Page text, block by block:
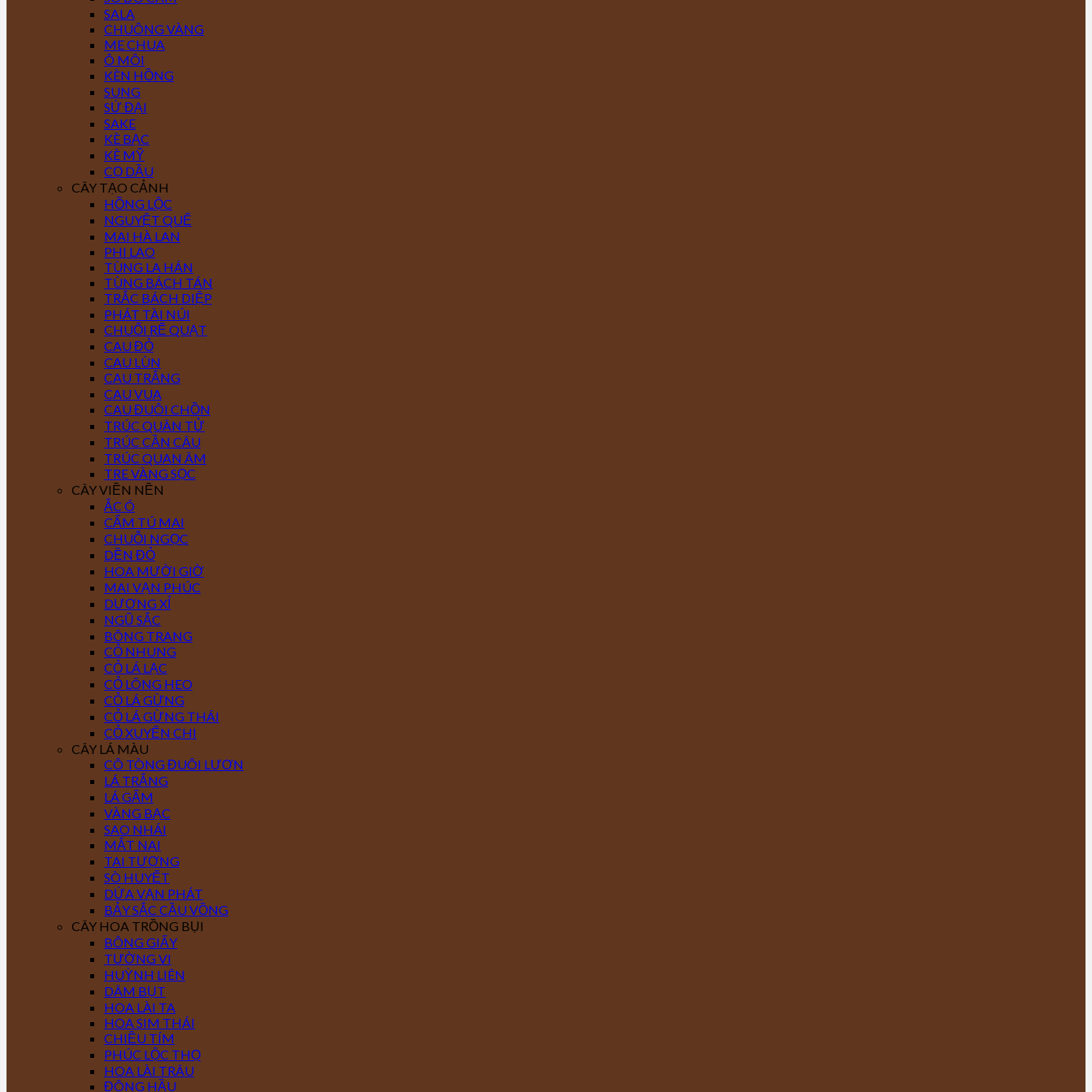
SALA
CHUÔNG VÀNG
ME CHUA
Ô MÔI
KÈN HỒNG
SUNG
SỨ ĐẠI
SAKE
KÈ BẠC
KÈ MỸ
CỌ DẦU
CÂY TẠO CẢNH
HỒNG LỘC
NGUYỆT QUẾ
MAI HÀ LAN
PHI LAO
TÙNG LA HÁN
TÙNG BÁCH TÁN
TRẮC BÁCH DIỆP
PHÁT TÀI NÚI
CHUỐI RẼ QUẠT
CAU ĐỎ
CAU LÙN
CAU TRẮNG
CAU VUA
CAU ĐUÔI CHỒN
TRÚC QUÂN TỬ
TRÚC CẦN CÂU
TRÚC QUAN ÂM
TRE VÀNG SỌC
CÂY VIỀN NỀN
ẮC Ó
CẨM TÚ MAI
CHUỖI NGỌC
DỀN ĐỎ
HOA MƯỜI GIỜ
MAI VẠN PHÚC
DƯƠNG XỈ
NGŨ SẮC
BÔNG TRANG
CỎ NHUNG
CỎ LÁ LẠC
CỎ LÔNG HEO
CỎ LÁ GỪNG
CỎ LÁ GỪNG THÁI
CỎ XUYẾN CHI
CÂY LÁ MÀU
CÔ TÒNG ĐUÔI LƯƠN
LÁ TRẮNG
LÁ GẤM
VÀNG BẠC
SAO NHÁI
MẮT NAI
TAI TƯỢNG
SÒ HUYẾT
DỨA VẠN PHÁT
BẢY SẮC CẦU VỒNG
CÂY HOA TRỒNG BỤI
BÔNG GIẤY
TƯỜNG VI
HUỲNH LIÊN
DÂM BỤT
HOA LÀI TA
HOA SIM THÁI
CHIỀU TÍM
PHÚC LỘC THỌ
HOA LÀI TRÂU
ĐÔNG HẦU